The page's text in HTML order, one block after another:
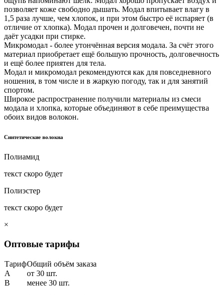
позволяет коже свободно дышать. Модал впитывает влагу в
1,5 раза лучше, чем хлопок, и при этом быстро её испаряет (в
отличие от хлопка). Модал прочен и долговечен, почти не
даёт усадки при стирке.
Микромодал - более утончённая версия модала. За счёт этого
материал приобретает ещё большую прочность, долговечность
и ещё более приятен для тела.
Модал и микромодал рекомендуются как для повседневного
ношения, в том числе и в жаркую погоду, так и для занятий
спортом.
Широкое распространение получили материалы из смеси
модала и хлопка, которые объединяют в себе преимущества
обоих видов волокон.
Синтетические волокна
Полиамид
текст скоро будет
Полиэстер
текст скоро будет
×
Оптовые тарифы
ТарифОбщий объём заказа
A
от 30 шт.
B
менее 30 шт.